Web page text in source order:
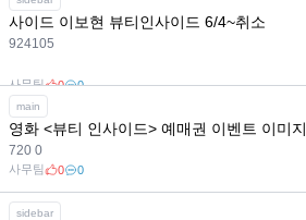
사이드 이보현 뷰티인사이드 6/4~취소
924105
사무팀 0 0
main
영화 <뷰티 인사이드> 예매권 이벤트 이미지
720 0
사무팀 0 0
sidebar